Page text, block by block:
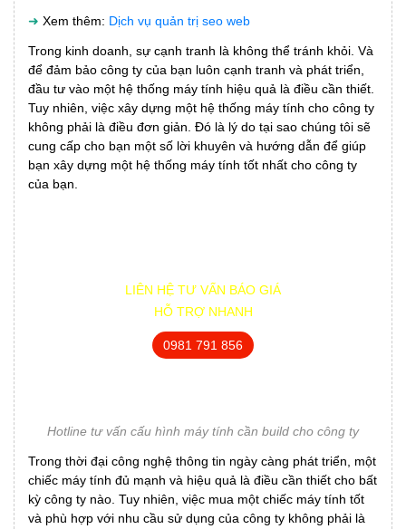
➜ Xem thêm: Dịch vụ quản trị seo web
Trong kinh doanh, sự cạnh tranh là không thể tránh khỏi. Và
để đảm bảo công ty của bạn luôn cạnh tranh và phát triển,
đầu tư vào một hệ thống máy tính hiệu quả là điều cần thiết.
Tuy nhiên, việc xây dựng một hệ thống máy tính cho công ty
không phải là điều đơn giản. Đó là lý do tại sao chúng tôi sẽ
cung cấp cho bạn một số lời khuyên và hướng dẫn để giúp
bạn xây dựng một hệ thống máy tính tốt nhất cho công ty
của bạn.
LIÊN HỆ TƯ VẤN BÁO GIÁ
HỖ TRỢ NHANH
0981 791 856
Hotline tư vấn cấu hình máy tính cần build cho công ty
Trong thời đại công nghệ thông tin ngày càng phát triển, một
chiếc máy tính đủ mạnh và hiệu quả là điều cần thiết cho bất
kỳ công ty nào. Tuy nhiên, việc mua một chiếc máy tính tốt
và phù hợp với nhu cầu sử dụng của công ty không phải là